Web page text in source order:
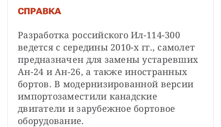
СПРАВКА
Разработка российского Ил-114-300
ведется с середины 2010-х гг., самолет
предназначен для замены устаревших
Ан-24 и Ан-26, а также иностранных
бортов. В модернизированной версии
импортозаместили канадские
двигатели и зарубежное бортовое
оборудование.